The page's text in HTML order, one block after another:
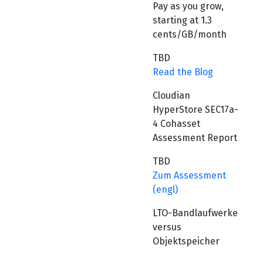
Pay as you grow,
starting at 1.3
cents/GB/month
TBD
Read the Blog
Cloudian
HyperStore SEC17a-
4 Cohasset
Assessment Report
TBD
Zum Assessment
(engl)
LTO-Bandlaufwerke
versus
Objektspeicher